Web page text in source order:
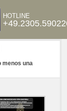
HOTLINE
menos una